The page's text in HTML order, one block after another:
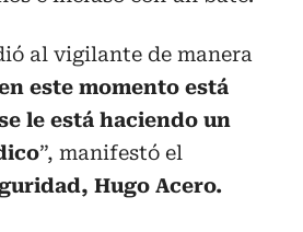
al vigilante de manera
este momento está
le está haciendo un
”, manifestó el
Hugo Acero.